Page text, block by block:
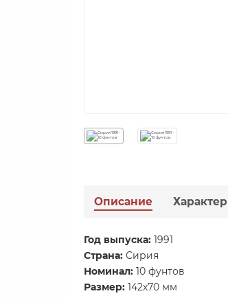
Описание
Год выпуска: 1991
Страна: Сирия
Номинал: 10 фунтов
Размер: 142х70 мм